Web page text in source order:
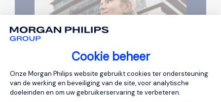
Cookie beheer
Toestemmingsbeheerplatform:
Onze Morgan Philips website gebruikt cookies ter ondersteuning
van de werking en beveiliging van de site, voor analytische
doeleinden en om uw gebruikerservaring te verbeteren.